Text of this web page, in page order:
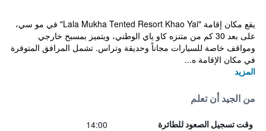
يقع مكان إقامة "Lala Mukha Tented Resort Khao Yai" في مو سي،
على بعد 30 كم من متنزه كاو ياي الوطني، ويتميز بمسبح خارجي
ومواقف خاصة للسيارات مجاناً وحديقة وتراس. تشمل المرافق المتوفرة
في مكان الإقامة ه...
المزيد
من الجيد أن تعلم
وقت تسجيل الصعود للطائرة 14:00